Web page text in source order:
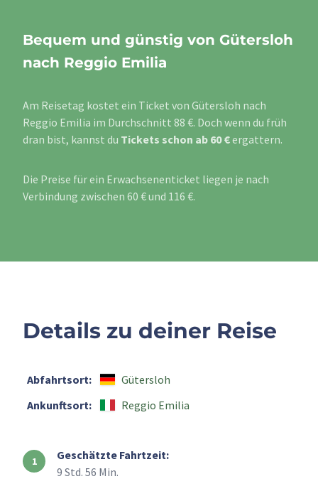
Bequem und günstig von Gütersloh
nach Reggio Emilia
Am Reisetag kostet ein Ticket von Gütersloh nach
Reggio Emilia im Durchschnitt 88 €. Doch wenn du früh
dran bist, kannst du Tickets schon ab 60 €ergattern.
Die Preise für ein Erwachsenenticket liegen je nach
Verbindung zwischen 60 € und 116 €.
Details zu deiner Reise
Abfahrtsort:
Gütersloh
Ankunftsort:
Reggio Emilia
Geschätzte Fahrtzeit:
9 Std. 56 Min.